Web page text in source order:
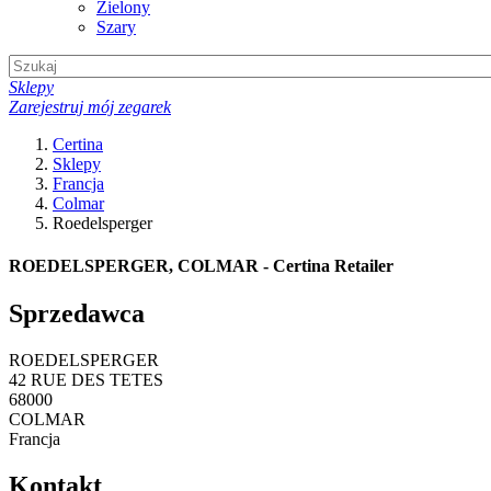
Zielony
Szary
Sklepy
Zarejestruj mój zegarek
Certina
Sklepy
Francja
Colmar
Roedelsperger
ROEDELSPERGER, COLMAR - Certina Retailer
Sprzedawca
ROEDELSPERGER
42 RUE DES TETES
68000
COLMAR
Francja